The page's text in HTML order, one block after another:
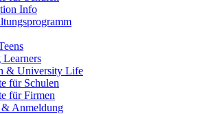
Info
& University Life
für Schulen
für Firmen
Anmeldung